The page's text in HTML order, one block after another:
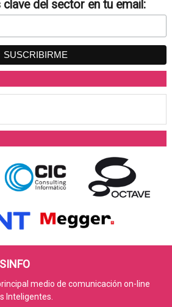
clave del sector en tu email:
medio de comunicación on-line
Inteligentes.